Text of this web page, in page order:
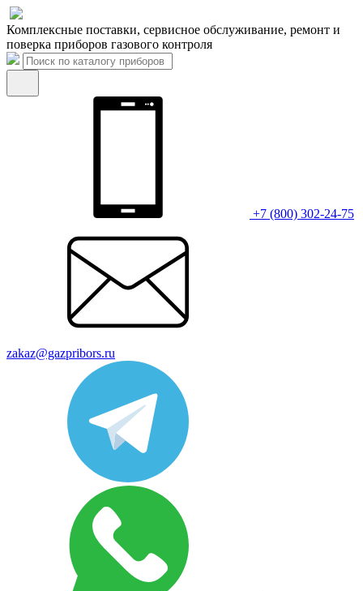
Комплексные поставки, сервисное обслуживание, ремонт и
поверка приборов газового контроля
+7 (800) 302-24-75
zakaz@gazpribors.ru